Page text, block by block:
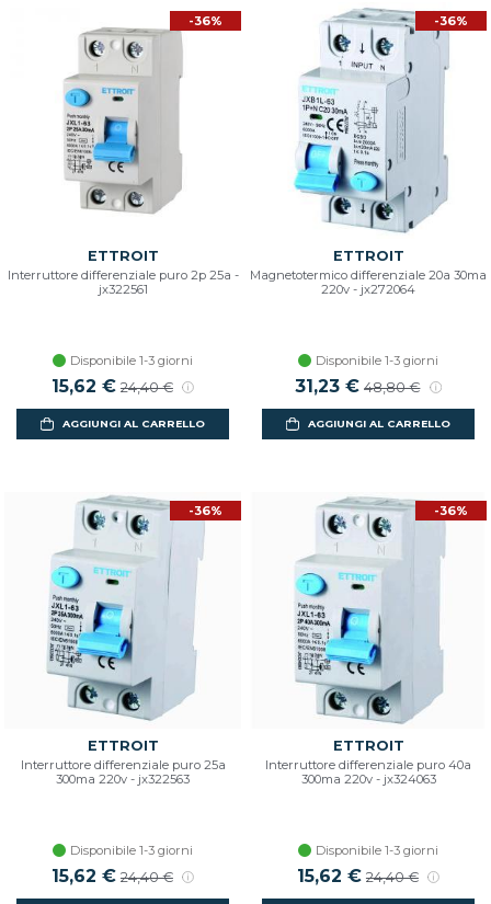
-36%
ETTROIT
Interruttore differenziale puro 2p 25a -
jx322561
Disponibile 1-3 giorni
Prezzo scontato
15,62 € Prezzo di listino
24,40 €
AGGIUNGI AL CARRELLO
-36%
ETTROIT
Magnetotermico differenziale 20a 30ma
220v - jx272064
Disponibile 1-3 giorni
Prezzo scontato
31,23 € Prezzo di listino
48,80 €
AGGIUNGI AL CARRELLO
-36%
ETTROIT
Interruttore differenziale puro 25a
300ma 220v - jx322563
Disponibile 1-3 giorni
Prezzo scontato
15,62 € Prezzo di listino
24,40 €
-36%
ETTROIT
Interruttore differenziale puro 40a
300ma 220v - jx324063
Disponibile 1-3 giorni
Prezzo scontato
15,62 € Prezzo di listino
24,40 €